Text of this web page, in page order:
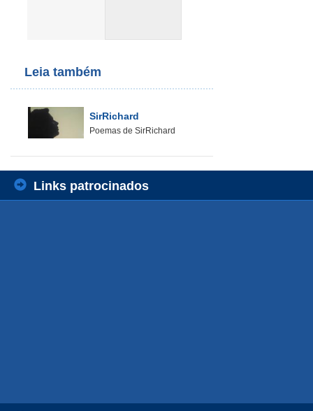
Leia também
SirRichard
Poemas de SirRichard
Links patrocinados